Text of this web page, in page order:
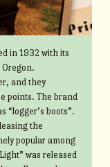
in 1932 with its
and they
points. The brand
“logger’s boots”.
the
popular among
was released